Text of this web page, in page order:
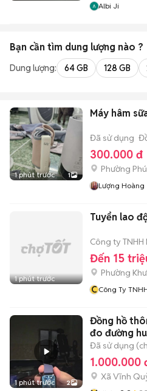
Albi Ji
Bạn cần tìm dung lượng nào ?
Dung lượng: 64 GB 128 GB
1 phút trước 1
Máy hâm
Đã sử dụng
300.000 đ
Phường
Lượng Hoàng
1 phút trước
Tuyển lao
Công ty TNHH
Đến 15
Phường
CCông Ty
1 phút trước 2
Đồng hồ
đo đường
Đã sử dụng
1.000.000
Xã Vĩnh